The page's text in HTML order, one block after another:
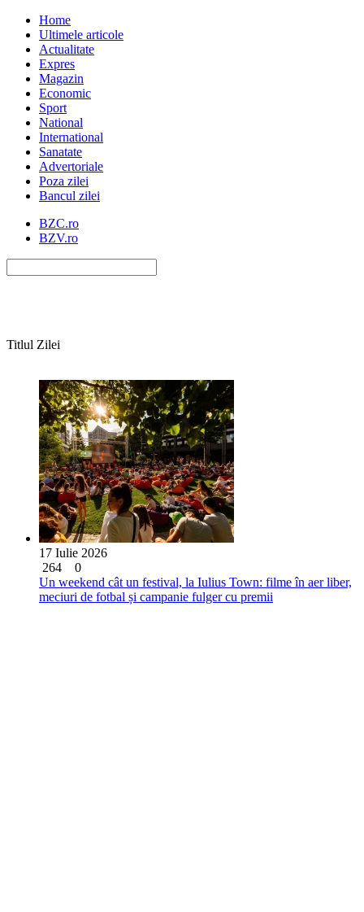
Home
Ultimele articole
Actualitate
Expres
Magazin
Economic
Sport
National
International
Sanatate
Advertoriale
Poza zilei
Bancul zilei
BZC.ro
BZV.ro
Titlul Zilei
17 Iulie 2026
264
0
Un weekend cât un festival, la Iulius Town: filme în aer liber,
meciuri de fotbal și campanie fulger cu premii